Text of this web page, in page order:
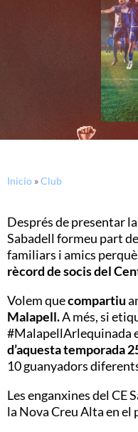
Inicio »Club
Després de presentar la
Sabadell formeu part
familiars i amics
rècord de socis del
Volem quecompartiu
Malapell.A més, si
#MalapellArlequinada
d’aquesta temporada
10 guanyadors
Les enganxines del CE
la Nova Creu Alta en